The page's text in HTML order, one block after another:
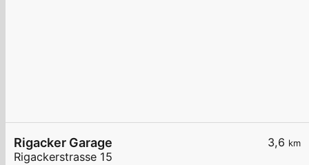
3,6 km
Rigacker Garage
Rigackerstrasse 15